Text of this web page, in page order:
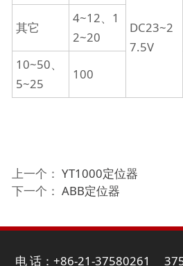
DC23~2
7.5V
其它
4~12、1
2~20
10~50、
5~25
100
上一个： YT1000定位器
下一个： ABB定位器
电 话：+86-21-37580261